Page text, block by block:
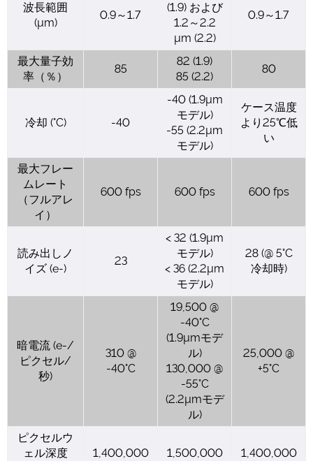
波長範囲
(µm)
0.9～1.7
(1.9) および
1.2～2.2
µm (2.2)
0.9～1.7
最大量子効
率（％）
85
82 (1.9)
85 (2.2)
80
冷却 (°C) -40
-40 (1.9µm
モデル)
-55 (2.2µm
モデル)
ケース温度
より25℃低
い
最大フレー
ムレート
（フルアレ
イ）
600 fps 600 fps 600 fps
読み出しノ
イズ (e-)
23
< 32 (1.9µm
モデル)
< 36 (2.2µm
モデル)
28 (@ 5°C
冷却時)
暗電流 (e-/
ピクセル/
秒)
310 @
-40°C
19,500 @
-40°C
(1.9µmモデ
ル)
130,000 @
-55°C
(2.2µmモデ
ル)
25,000 @
+5°C
ピクセルウ
ェル深度
1,400,000 1,500,000 1,400,000